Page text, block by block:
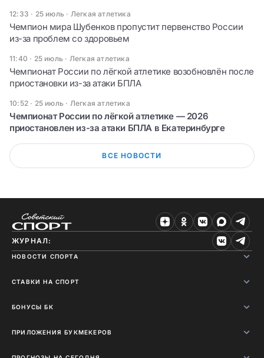
12:33 · 25 июль · Легкая атлетика
Чемпион мира Шубенков пропустит первенство России
из-за проблем со здоровьем
11:40 · 25 июль · Легкая атлетика
Чемпионат России по лёгкой атлетике возобновлён после
приостановки из-за атаки БПЛА
10:52 · 25 июль · Легкая атлетика
Чемпионат России по лёгкой атлетике — 2026
приостановлен из-за атаки БПЛА в Екатеринбурге
ВСЕ НОВОСТИ
ЖУРНАЛ:
НОВОСТИ СПОРТА
СТАВКИ НА СПОРТ
БОНУСЫ БК
ПРИЛОЖЕНИЯ БУКМЕКЕРОВ